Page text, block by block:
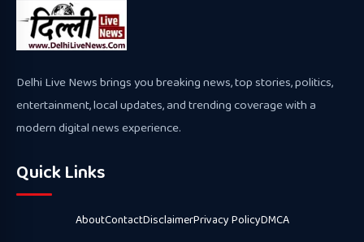
Delhi Live News brings you breaking news, top stories, politics,
entertainment, local updates, and trending coverage with a
modern digital news experience.
Quick Links
AboutContactDisclaimerPrivacy PolicyDMCA